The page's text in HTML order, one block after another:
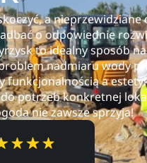
a
o odpowiednie
to idealny sposób
nadmiaru wody
funkcjonalnością a
potrzeb konkretnej
nie zawsze sprzyja!